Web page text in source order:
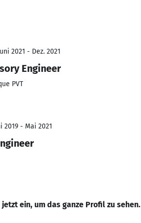
2021 - Dez. 2021
Engineer
PVT
2019 - Mai 2021
jetzt ein, um das ganze Profil zu sehen.